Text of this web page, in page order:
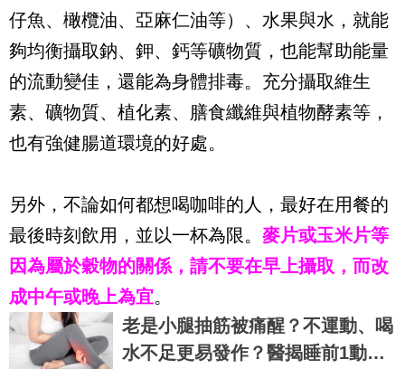
仔魚、橄欖油、亞麻仁油等）、水果與水，就能
夠均衡攝取鈉、鉀、鈣等礦物質，也能幫助能量
的流動變佳，還能為身體排毒。充分攝取維生
素、礦物質、植化素、膳食纖維與植物酵素等，
也有強健腸道環境的好處。
另外，不論如何都想喝咖啡的人，最好在用餐的
最後時刻飲用，並以一杯為限。 麥片或玉米片等
因為屬於穀物的關係，請不要在早上攝取，而改
成中午或晚上為宜。
老是小腿抽筋被痛醒？不運動、喝
水不足更易發作？醫揭睡前1動作